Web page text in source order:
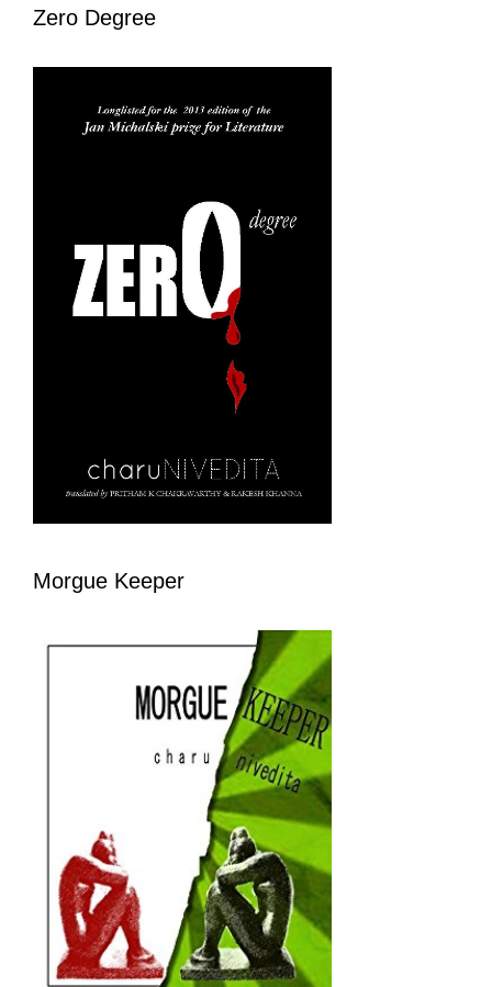
Zero Degree
Morgue Keeper